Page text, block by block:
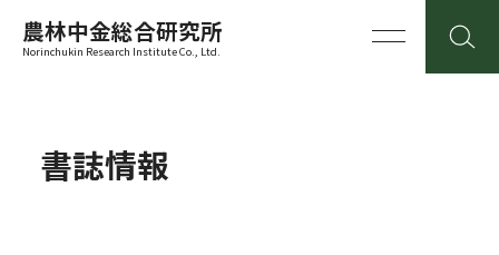
農林中金総合研究所
Norinchukin Research Institute Co., Ltd.
書誌情報